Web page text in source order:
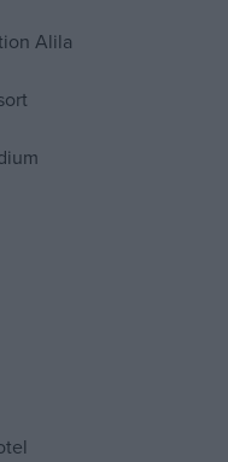
Alila